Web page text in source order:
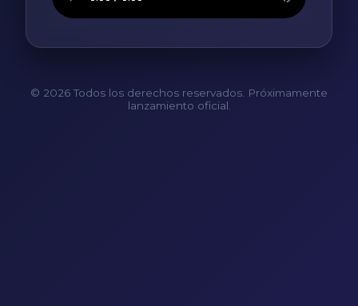
© 2026 Todos los derechos reservados. Próximamente
lanzamiento oficial.